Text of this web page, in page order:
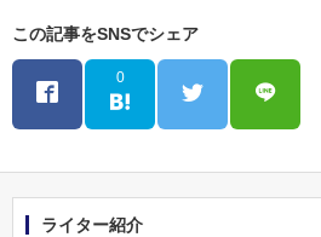
この記事をSNSでシェア
0
ライター紹介